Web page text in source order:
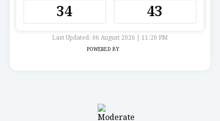
34 43
Last Updated: 06 August 2026 | 11:20 PM
POWERED BY